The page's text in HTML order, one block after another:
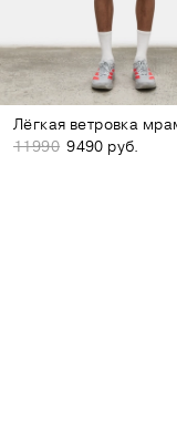
11990 9490 руб.